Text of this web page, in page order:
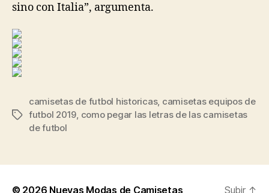
sino con Italia”, argumenta.
Etiquetas
camisetas de futbol historicas, camisetas equipos de
futbol 2019 como pegar las letras de las camisetas
de futbol
© 2026 Nuevas Modas de Camisetas Subir ↑